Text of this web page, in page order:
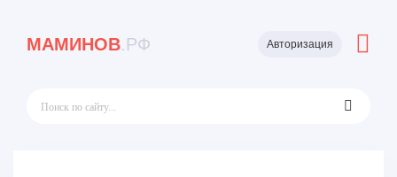
МАМИНОВ.РФ Авторизация